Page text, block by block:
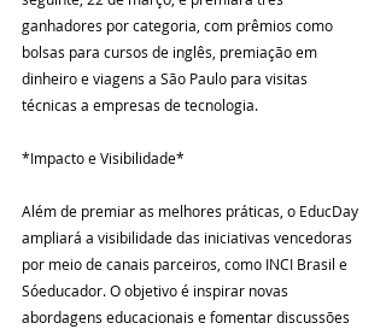
ganhadores por categoria, com prêmios como
bolsas para cursos de inglês, premiação em
dinheiro e viagens a São Paulo para visitas
técnicas a empresas de tecnologia.
*Impacto e Visibilidade*
Além de premiar as melhores práticas, o EducDay
ampliará a visibilidade das iniciativas vencedoras
por meio de canais parceiros, como INCI Brasil e
Sóeducador. O objetivo é inspirar novas
abordagens educacionais e fomentar discussões